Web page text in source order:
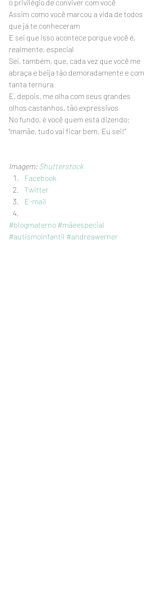
o privilégio de conviver com você
Assim como você marcou a vida de todos
que já te conheceram
E sei que isso acontece porque você é,
realmente, especial
Sei, também, que, cada vez que você me
abraça e beija tão demoradamente e com
tanta ternura
E, depois, me olha com seus grandes
olhos castanhos, tão expressivos
No fundo, é você quem está dizendo:
“mamãe, tudo vai ficar bem. Eu sei!”
Imagem: Shutterstock
Facebook
Twitter
E-mail
#blogmaterno #mãeespecial
#autismoinfantil #andreawerner